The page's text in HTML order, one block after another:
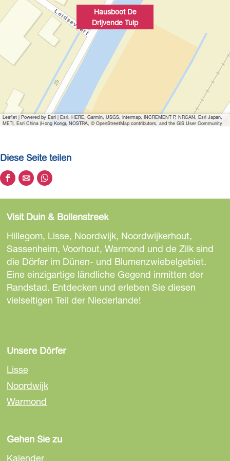
l
d
ö
f
f
Hausboot De
Drijvende Tulp
Leaflet | Powered by Esri | Esri, HERE, Garmin, USGS, Intermap, INCREMENT P, NRCAN, Esri Japan,
METI, Esri China (Hong Kong), NOSTRA, © OpenStreetMap contributors, and the GIS User Community
Diese Seite teilen
D
i
s
e
S
e
i
t
e
l
e
n
a
u
a
c
D
i
s
e
S
e
i
t
e
l
n
a
u
m
a
D
i
s
e
S
e
i
t
e
l
a
u
h
a
Visit Duin & Bollenstreek
Hillegom, Lisse, Noordwijk, Noordwijkerhout,
Sassenheim, Voorhout, Warmond und de Zilk sind
die Dörfer im Dünen- und Blumenzwiebelgebiet.
Eine einzigartige ländliche Gegend inmitten der
Randstad. Entdecken und erleben Sie diesen
vielseitigen Teil der Niederlande!
Unsere Dörfer
Lisse
Noordwijk
Warmond
Gehen Sie zu
Kalender